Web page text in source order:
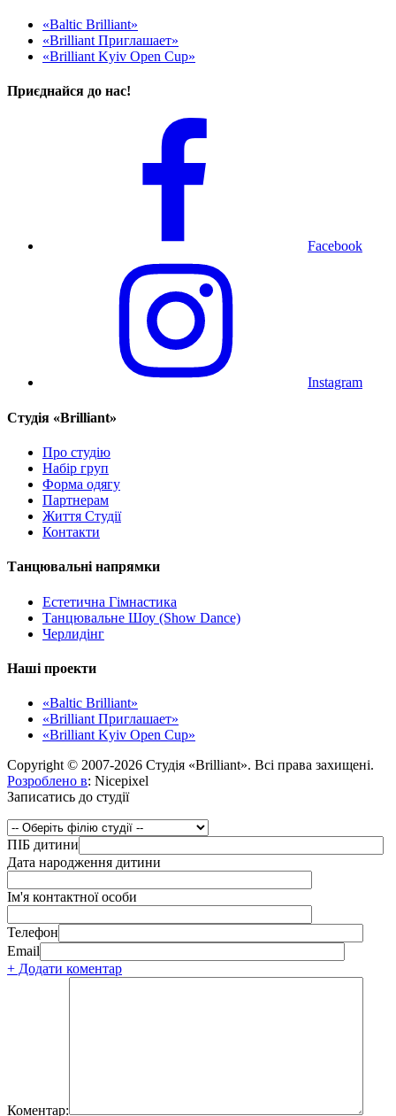
«Baltic Brilliant»
«Brilliant Приглашает»
«Brilliant Kyiv Open Cup»
Приєднайся до нас!
Facebook
Instagram
Cтудія «Brilliant»
Про студію
Набір груп
Форма одягу
Партнерам
Життя Студії
Контакти
Танцювальні напрямки
Естетична Гімнастика
Танцювальне Шоу (Show Dance)
Черлидінг
Наші проекти
«Baltic Brilliant»
«Brilliant Приглашает»
«Brilliant Kyiv Open Cup»
Copyright © 2007-2026 Студія «Brilliant». Всі права захищені.
Розроблено в: Nicepixel
Записатись до студії
ПІБ дитини
Дата народження дитини
Ім'я контактної особи
Телефон
Email
+ Додати коментар
Коментар: